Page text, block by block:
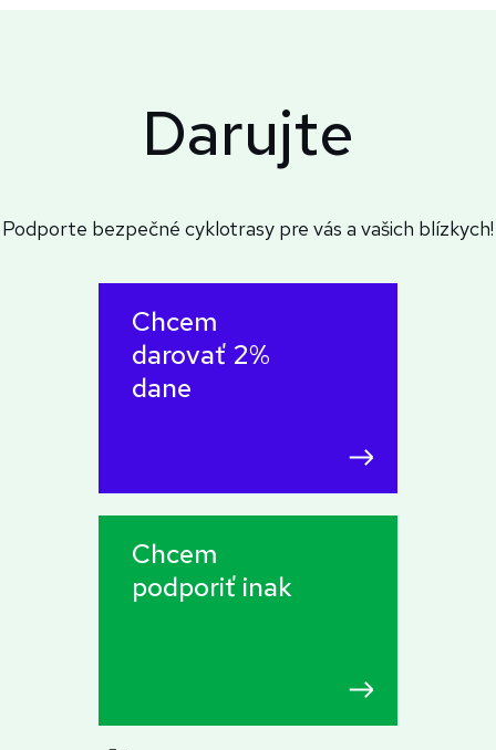
Darujte
Podporte bezpečné cyklotrasy pre vás a vašich blízkych!
Chcem
darovať 2%
dane
Chcem
podporiť inak